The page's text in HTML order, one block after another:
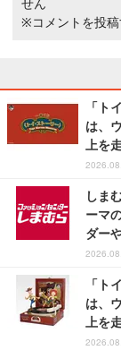
※コメントを投
「ト
は、
上を
しま
ーマ
ダー
「ト
は、
上を